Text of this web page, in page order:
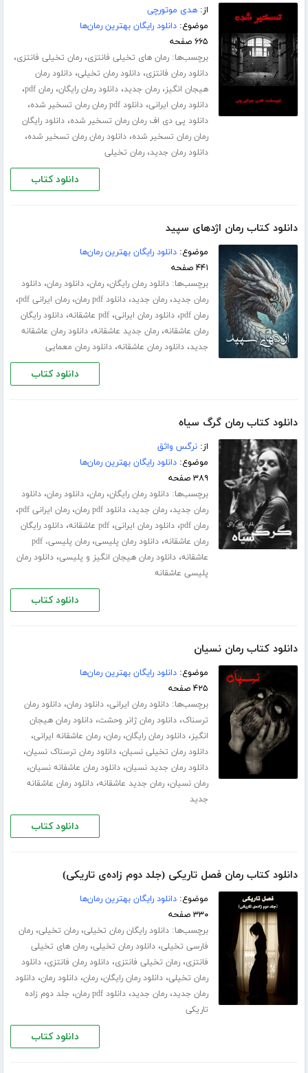
از:هدی موتورچی
موضوع:دانلود رایگان بهترین رمان‌ها
۶۶۵ صفحه
برچسب‌ها:رمان های تخیلی فانتزی،رمان تخیلی فانتزی،
دانلود رمان فانتزی،دانلود رمان تخیلی،دانلود رمان
هیجان انگیز،رمان جدید،دانلود رمان رایگان،رمان pdf ،
دانلود رمان ایرانی،دانلود pdf رمان رمان تسخیر شده ،
دانلود پی دی اف رمان رمان تسخیر شده،دانلود رایگان
رمان رمان تسخیر شده،دانلود رمان رمان تسخیر شده،
دانلود رمان جدید،رمان تخیلی
دانلود کتاب
دانلود کتاب رمان اژدهای سپید
موضوع:دانلود رایگان بهترین رمان‌ها
۴۴۱ صفحه
برچسب‌ها:دانلود رمان رایگان،رمان،دانلود رمان،دانلود
رمان جدید،رمان جدید،دانلود pdf رمان ،رمان ایرانی pdf ،
رمان pdf ،دانلود رمان ایرانی،pdf عاشقانه ،دانلود رایگان
رمان عاشقانه،رمان جدید عاشقانه،دانلود رمان عاشقانه
جدید،دانلود رمان عاشقانه،دانلود رمان معمایی
دانلود کتاب
دانلود کتاب رمان گرگ سیاه
از:نرگس واثق
موضوع:دانلود رایگان بهترین رمان‌ها
۳۸۹ صفحه
برچسب‌ها:دانلود رمان رایگان،رمان،دانلود رمان،دانلود
رمان جدید،رمان جدید،دانلود pdf رمان ،رمان ایرانی pdf ،
رمان pdf ،دانلود رمان ایرانی،pdf عاشقانه ،دانلود رایگان
رمان عاشقانه،دانلود رمان پلیسی،
رمان پلیسی، pdf
عاشقانه،دانلود رمان هیجان انگیز و پلیسی،دانلود رمان
پلیسی عاشقانه
دانلود کتاب
دانلود کتاب رمان نسیان
موضوع:دانلود رایگان بهترین رمان‌ها
۴۲۵ صفحه
برچسب‌ها:دانلود رمان ایرانی،دانلود رمان،دانلود رمان
ترسناک،دانلود رمان ژانر وحشت،دانلود رمان هیجان
انگیز،دانلود رمان رایگان،رمان،رمان عاشقانه ایرانی،
دانلود رمان تخیلی نسیان،دانلود رمان ترسناک نسیان،
دانلود رمان جدید نسیان،دانلود رمان عاشفانه نسیان،
رمان نسیان،رمان جدید عاشقانه،دانلود رمان عاشقانه
جدید
دانلود کتاب
دانلود کتاب رمان فصل تاریکی (جلد دوم زاده‌ی تاریکی)
موضوع:دانلود رایگان بهترین رمان‌ها
۳۳۰ صفحه
برچسب‌ها:دانلود رایگان رمان تخیلی،رمان تخیلی،رمان
فارسی تخیلی،دانلود رمان تخیلی،رمان های تخیلی
فانتزی،رمان تخیلی فانتزی،دانلود رمان فانتزی،دانلود
رمان تخیلی،دانلود رمان رایگان،رمان،دانلود رمان،دانلود
رمان جدید،رمان جدید،دانلود pdf رمان ، جلد دوم زاده
تاریکی
دانلود کتاب